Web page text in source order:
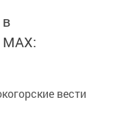
MАХ:
вести